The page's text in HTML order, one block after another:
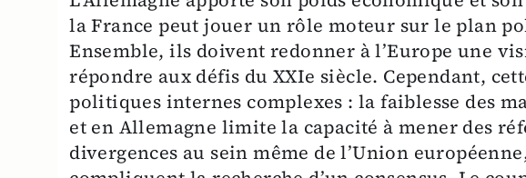
la France peut jouer un rôle moteur sur le plan
Ensemble, ils doivent redonner à l’Europe une
répondre aux défis du XXIe siècle. Cependant,
politiques internes complexes : la faiblesse des
et en Allemagne limite la capacité à mener des
divergences au sein même de l’Union